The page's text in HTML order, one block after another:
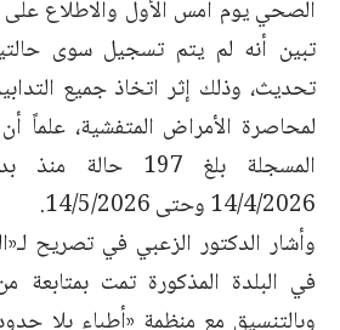
الصحي يوم أمس الأول والاطلاع على
تبين أنه لم يتم تسجيل سوى
تحديث، وذلك إثر اتخاذ جميع
لمحاصرة الأمراض المتفشية، علماً
المسجلة بلغ 197
14/4/2026 وحتى 14/5/2026.
وأشار الدكتور الزعبي في تصريح
في البلدة المذكورة تمت